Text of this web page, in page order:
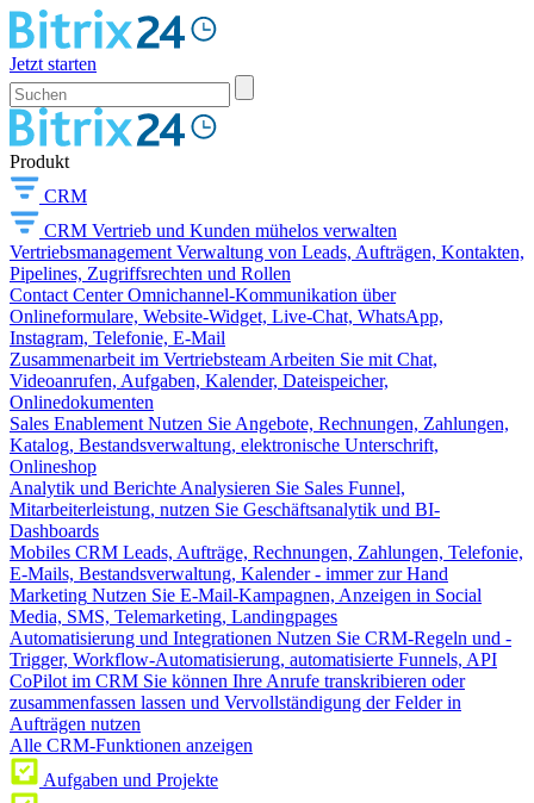
Jetzt starten
Produkt
CRM
CRM Vertrieb und Kunden mühelos verwalten
Vertriebsmanagement Verwaltung von Leads, Aufträgen, Kontakten,
Pipelines, Zugriffsrechten und Rollen
Contact Center Omnichannel-Kommunikation über
Onlineformulare, Website-Widget, Live-Chat, WhatsApp,
Instagram, Telefonie, E-Mail
Zusammenarbeit im Vertriebsteam Arbeiten Sie mit Chat,
Videoanrufen, Aufgaben, Kalender, Dateispeicher,
Onlinedokumenten
Sales Enablement Nutzen Sie Angebote, Rechnungen, Zahlungen,
Katalog, Bestandsverwaltung, elektronische Unterschrift,
Onlineshop
Analytik und Berichte Analysieren Sie Sales Funnel,
Mitarbeiterleistung, nutzen Sie Geschäftsanalytik und BI-
Dashboards
Mobiles CRM Leads, Aufträge, Rechnungen, Zahlungen, Telefonie,
E-Mails, Bestandsverwaltung, Kalender - immer zur Hand
Marketing Nutzen Sie E-Mail-Kampagnen, Anzeigen in Social
Media, SMS, Telemarketing, Landingpages
Automatisierung und Integrationen Nutzen Sie CRM-Regeln und -
Trigger, Workflow-Automatisierung, automatisierte Funnels, API
CoPilot im CRM Sie können Ihre Anrufe transkribieren oder
zusammenfassen lassen und Vervollständigung der Felder in
Aufträgen nutzen
Alle CRM-Funktionen anzeigen
Aufgaben und Projekte